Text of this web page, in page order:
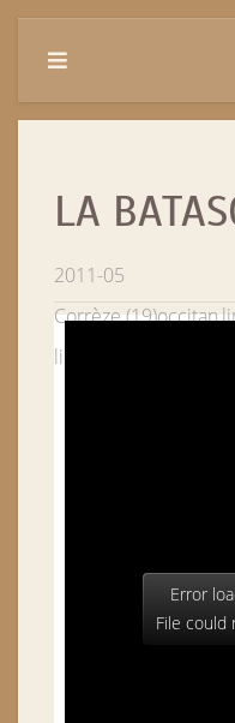
LA
2011-05
Corrèze (19)
limousin
Error
File could